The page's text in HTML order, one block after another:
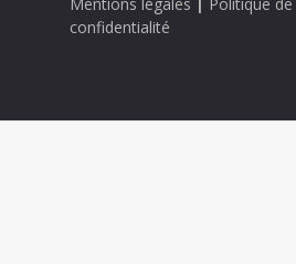
confidentialité